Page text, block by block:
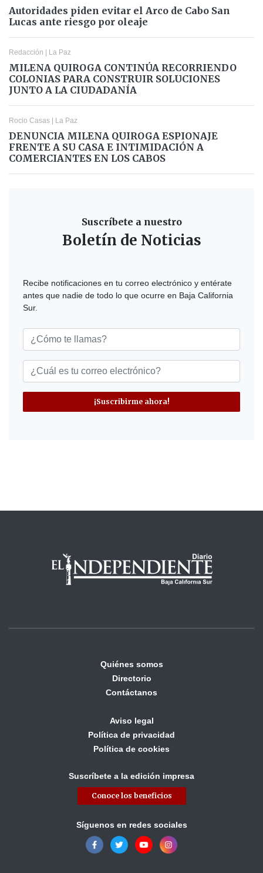
Autoridades piden evitar el Arco de Cabo San
Lucas ante riesgo por oleaje
Redacción | La Paz
MILENA QUIROGA CONTINÚA RECORRIENDO
COLONIAS PARA CONSTRUIR SOLUCIONES
JUNTO A LA CIUDADANÍA
Rocio Casas | La Paz
DENUNCIA MILENA QUIROGA ESPIONAJE
FRENTE A SU CASA E INTIMIDACIÓN A
COMERCIANTES EN LOS CABOS
Suscríbete a nuestro
Boletín de Noticias
Recibe notificaciones en tu correo electrónico y entérate
antes que nadie de todo lo que ocurre en Baja California
Sur.
¡Suscribirme ahora!
Quiénes somos
Directorio
Contáctanos
Aviso legal
Política de privacidad
Política de cookies
Suscríbete a la edición impresa
Conoce los beneficios
Síguenos en redes sociales